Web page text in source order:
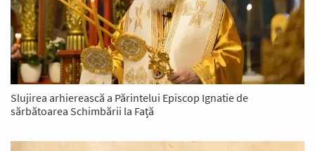
Slujirea arhierească a Părintelui Episcop Ignatie de
sărbătoarea Schimbării la Față